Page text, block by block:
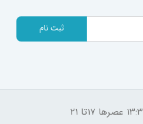
ثبت نام